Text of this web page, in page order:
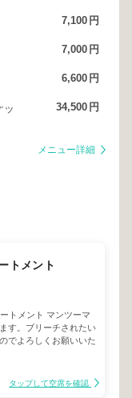
7,100 円
7,000 円
6,600 円
ッ
34,500 円
メニュー詳細
トメント
トメント マンツーマ
す。ブリーチされたい
でよろしくお願いいた
タップして空席を確認